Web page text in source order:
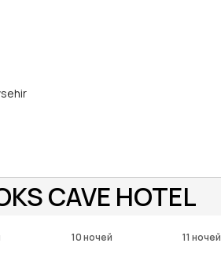
CAVE HOTEL
10 ночей 11 ночей